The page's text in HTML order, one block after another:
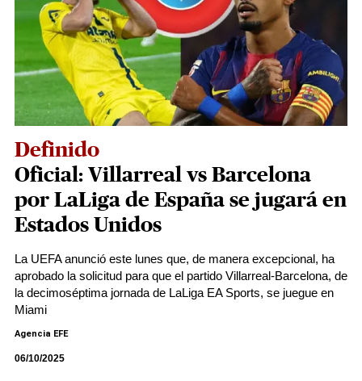
Definido
Oficial: Villarreal vs Barcelona
por LaLiga de España se jugará en
Estados Unidos
La UEFA anunció este lunes que, de manera excepcional, ha
aprobado la solicitud para que el partido Villarreal-Barcelona, de
la decimoséptima jornada de LaLiga EA Sports, se juegue en
Miami
Agencia EFE
06/10/2025